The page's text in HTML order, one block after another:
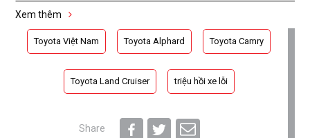
Xem thêm
Toyota Việt Nam Toyota Alphard Toyota Camry
Toyota Land Cruiser triệu hồi xe lỗi
Share